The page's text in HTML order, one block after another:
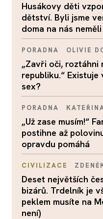
Husákovy děti
dětství. Byli jsme
doma na nás
PORADNA OLIVIE
„Zavři oči, roztáhni
republiku.“
sex?
PORADNA
„Už zase musím!“
postihne až
opravdu pomáhá
CIVILIZACE
Deset největších
bizárů. Trdelník je
peklem musíte na
není)